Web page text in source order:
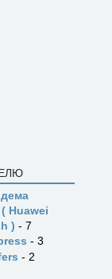
Huawei
) - 7
- 3
- 2